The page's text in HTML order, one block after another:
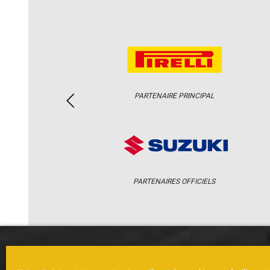
PARTENAIRE PRINCIPAL
PARTENAIRES OFFICIELS